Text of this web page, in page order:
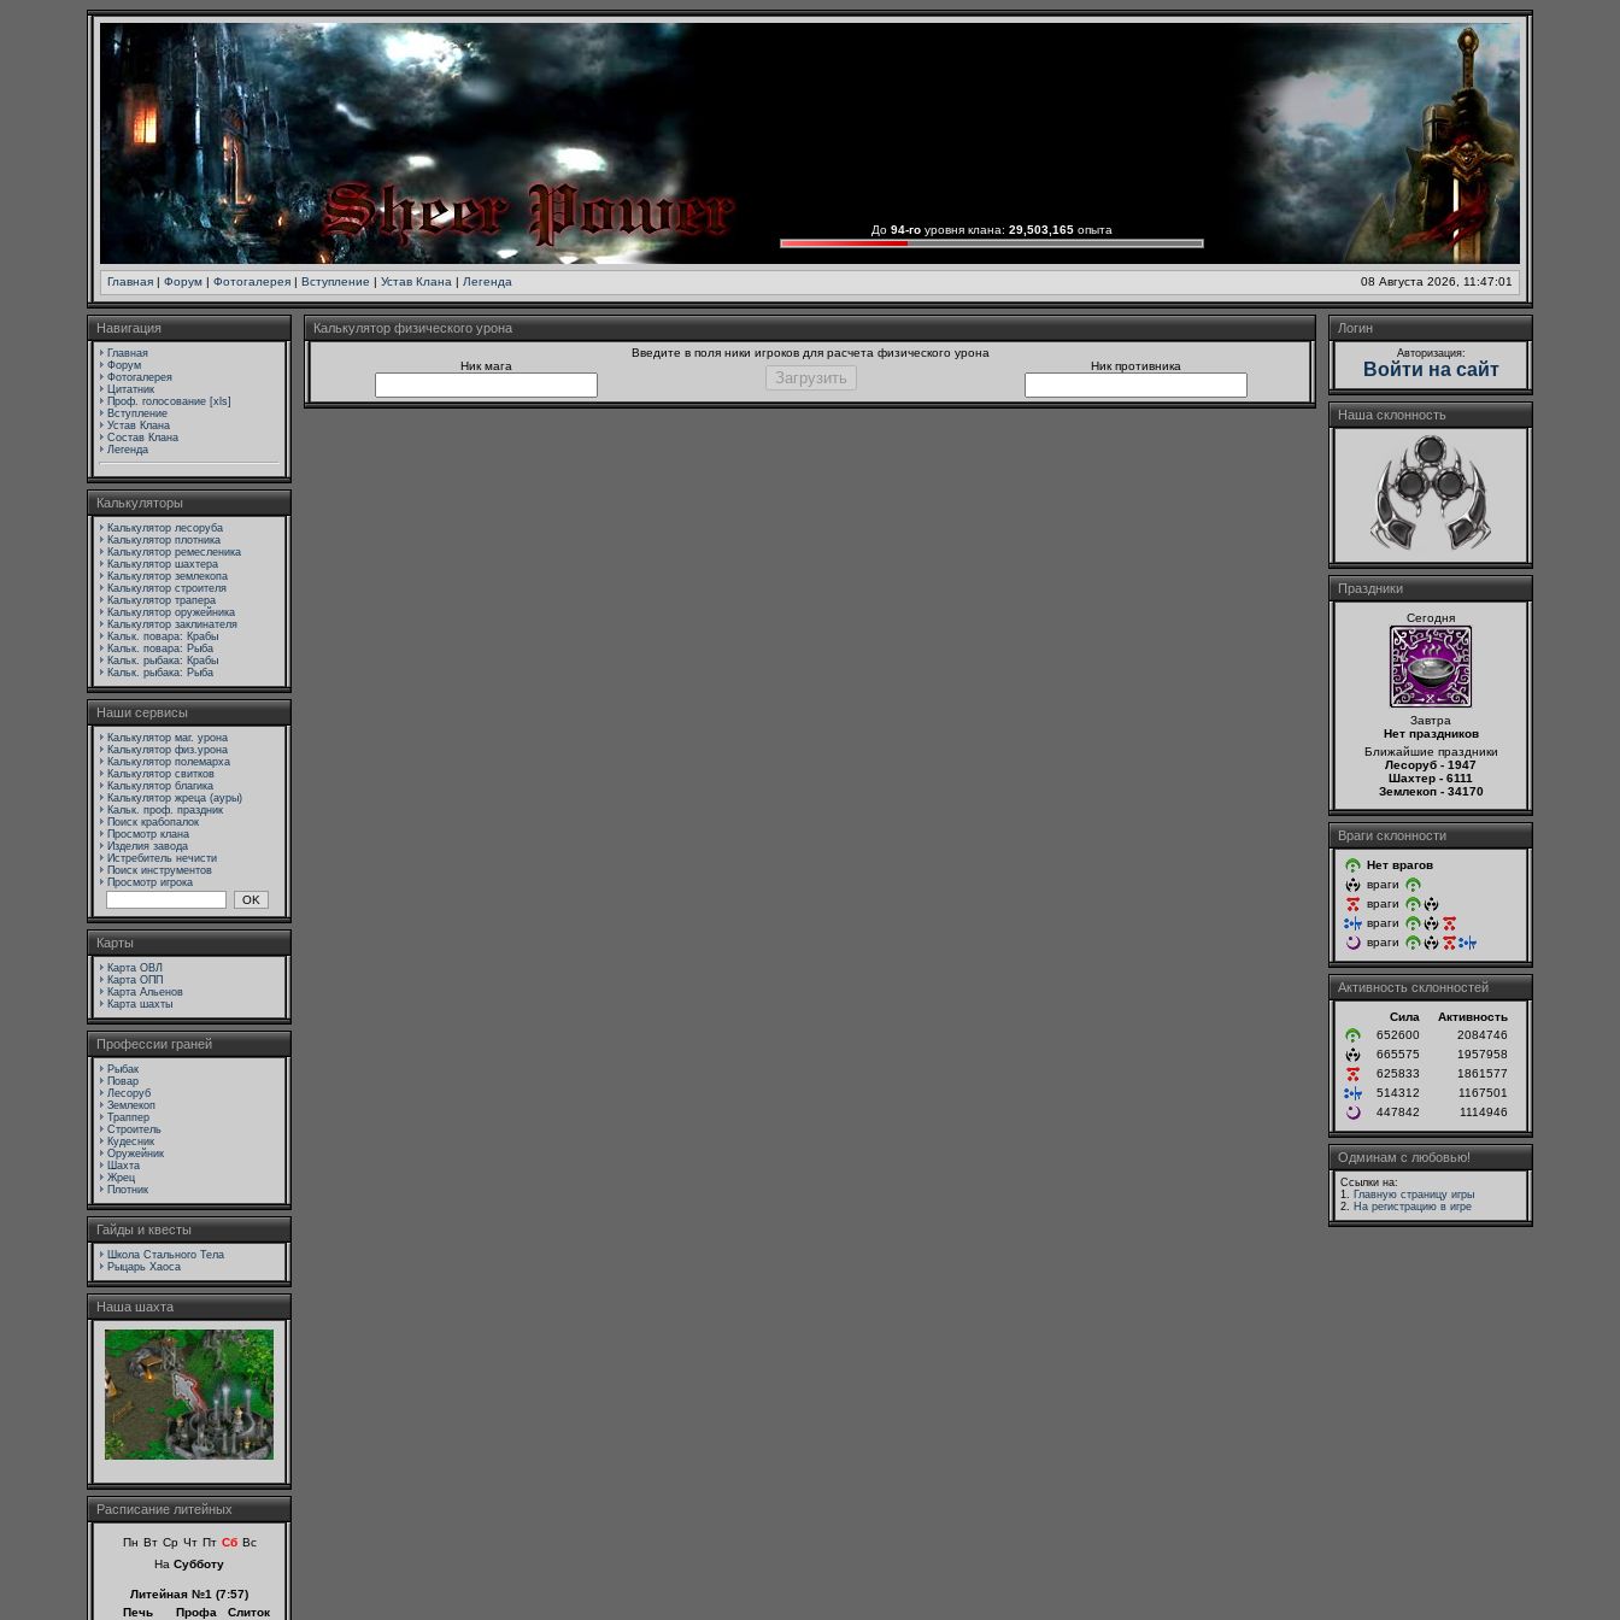
До 94-гоуровня клана: 29,503,165опыта
Главная | Форум | Фотогалерея | Вступление | Устав Клана | Легенда 08 Августа 2026, 11:47:01
Навигация
Главная
Форум
Фотогалерея
Цитатник
Проф. голосование [xls]
Вступление
Устав Клана
Состав Клана
Легенда
Калькуляторы
Калькулятор лесоруба
Калькулятор плотника
Калькулятор ремесленика
Калькулятор шахтера
Калькулятор землекопа
Калькулятор строителя
Калькулятор трапера
Калькулятор оружейника
Калькулятор заклинателя
Кальк. повара: Крабы
Кальк. повара: Рыба
Кальк. рыбака: Крабы
Кальк. рыбака: Рыба
Наши сервисы
Калькулятор маг. урона
Калькулятор физ.урона
Калькулятор полемарха
Калькулятор свитков
Калькулятор благика
Калькулятор жреца (ауры)
Кальк. проф. праздник
Поиск крабопалок
Просмотр клана
Изделия завода
Истребитель нечисти
Поиск инструментов
Просмотр игрока
Карты
Карта ОВЛ
Карта ОПП
Карта Альенов
Карта шахты
Профессии граней
Рыбак
Повар
Лесоруб
Землекоп
Траппер
Строитель
Кудесник
Оружейник
Шахта
Жрец
Плотник
Гайды и квесты
Школа Стального Тела
Рыцарь Хаоса
Наша шахта
Расписание литейных
Пн Вт Ср Чт Пт Сб Вс
На Субботу
Литейная №1 (7:57)
Печь
Профа Слиток
Калькулятор физического урона
Введите в поля ники игроков для расчета физического урона
Ник мага
Ник противника
Логин
Авторизация:
Войти на сайт
Наша склонность
Праздники
Сегодня
Завтра
Нет праздников
Ближайшие праздники
Лесоруб - 1947
Шахтер - 6111
Землекоп - 34170
Враги склонности
Нет врагов
враги
враги
враги
враги
Активность склонностей
Сила
Активность
652600
2084746
665575
1957958
625833
1861577
514312
1167501
447842
1114946
Одминам с любовью!
Ссылки на:
1. Главную страницу игры
2. На регистрацию в игре